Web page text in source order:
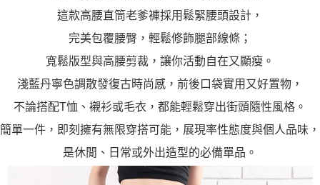
這款高腰直筒老爹褲採用鬆緊腰頭設計，
完美包覆腰臀，輕鬆修飾腿部線條；
寬鬆版型與高腰剪裁，讓你活動自在又顯瘦。
淺藍丹寧色調散發復古時尚感，前後口袋實用又好置物，
不論搭配T恤、襯衫或毛衣，都能輕鬆穿出街頭隨性風格。
簡單一件，即刻擁有無限穿搭可能，展現率性態度與個人品味，
是休閒、日常或外出造型的必備單品。